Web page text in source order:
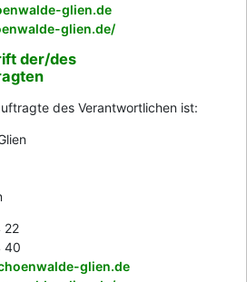
glien.de
glien.de/
der/des
des Verantwortlichen ist:
22
40
glien.de